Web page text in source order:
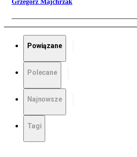
Grzegorz Majchrzak
Powiązane
Polecane
Najnowsze
Tagi